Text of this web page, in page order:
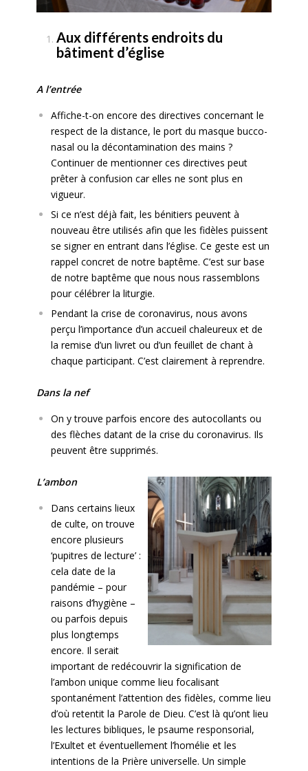
Aux différents endroits du
bâtiment d’église
A l’entrée
Affiche-t-on encore des directives concernant le
respect de la distance, le port du masque bucco-
nasal ou la décontamination des mains ?
Continuer de mentionner ces directives peut
prêter à confusion car elles ne sont plus en
vigueur.
Si ce n’est déjà fait, les bénitiers peuvent à
nouveau être utilisés afin que les fidèles puissent
se signer en entrant dans l’église. Ce geste est un
rappel concret de notre baptême. C’est sur base
de notre baptême que nous nous rassemblons
pour célébrer la liturgie.
Pendant la crise de coronavirus, nous avons
perçu l’importance d’un accueil chaleureux et de
la remise d’un livret ou d’un feuillet de chant à
chaque participant. C’est clairement à reprendre.
Dans la nef
On y trouve parfois encore des autocollants ou
des flèches datant de la crise du coronavirus. Ils
peuvent être supprimés.
L’ambon
Dans certains lieux
de culte, on trouve
encore plusieurs
‘pupitres de lecture’ :
cela date de la
pandémie – pour
raisons d’hygiène –
ou parfois depuis
plus longtemps
encore. Il serait
important de redécouvrir la signification de
l’ambon unique comme lieu focalisant
spontanément l’attention des fidèles, comme lieu
d’où retentit la Parole de Dieu. C’est là qu’ont lieu
les lectures bibliques, le psaume responsorial,
l’Exultet et éventuellement l’homélie et les
intentions de la Prière universelle. Un simple